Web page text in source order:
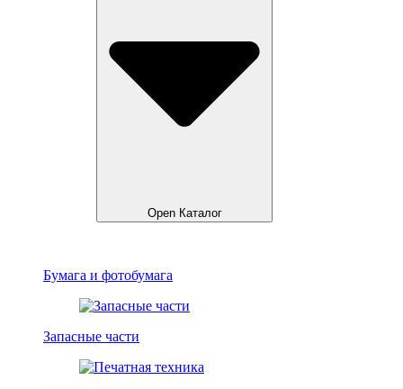
Open Каталог
Бумага и фотобумага
Запасные части